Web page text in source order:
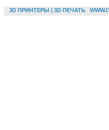
3D ПРИНТЕРЫ | 3D ПЕЧАТЬ